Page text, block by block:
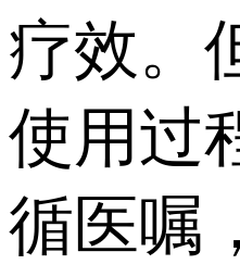
疗效。
使用过
循医嘱